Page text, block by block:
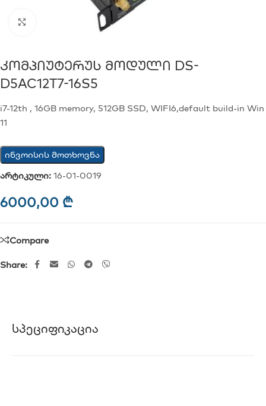
Click to enlarge
Კომპიუტერუს Მოდული DS-
D5AC12T7-16S5
i7-12th , 16GB memory, 512GB SSD, WIFI6,default build-in Win
11
ინვოისის მოთხოვნა
არტიკული: 16-01-0019
6000,00 ₾
Compare
Share:
Სპეციფიკაცია